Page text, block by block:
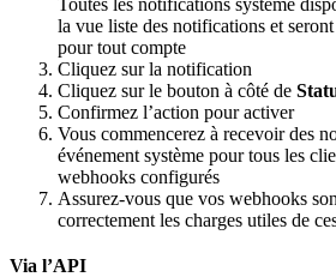
la vue liste des notifications et
pour tout compte
Cliquez sur la notification
Cliquez sur le bouton à côté de
Confirmez l’action pour activer
Vous commencerez à recevoir des
événement système pour tous les
webhooks configurés
Assurez-vous que vos webhooks
correctement les charges utiles de
Via l’API